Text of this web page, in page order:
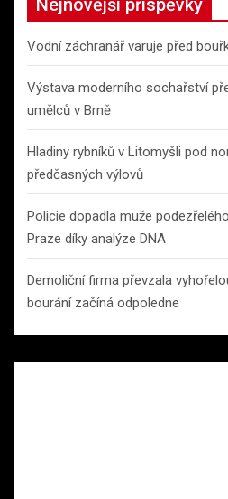
Vodní záchranář varuje před
Výstava moderního sochařství
umělců v Brně
Hladiny rybníků v Litomyšli pod
předčasných výlovů
Policie dopadla muže
Praze díky analýze DNA
Demoliční firma převzala
bourání začíná odpoledne